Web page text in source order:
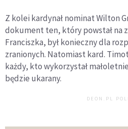
Z kolei kardynał nominat Wilton
dokument ten, który powstał na
Franciszka, był konieczny dla
zranionych. Natomiast kard.
każdy, kto wykorzystał
będzie ukarany.
DEON.PL